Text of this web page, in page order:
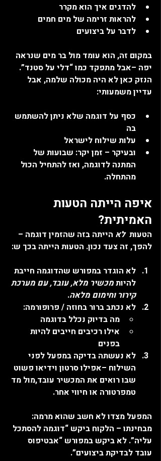
להדגים איך הוא מקרר
להראות זרימה של מים חמים
לדבר על ביצועים
במקום זה, הוא עומד מול בר מים שנראה
יפה –אבל מתפקד כמו “דלי על סטנד”.
הנזק כאן לא היה מכולה שלמה, אבל
עדיין משמעותי:
כסף על דוגמה שלא ניתן להשתמש
בה
עלות שילוח לישראל
ובעיקר – זמן יקר: שבועות של
המתנה לדוגמה, ואז להתחיל הכול
מהתחלה.
איפה הייתה הטעות
האמיתית?
הטעות לא הייתה בזה שהזמין דוגמה –
להפך, זה צעד נכון. הטעות הייתה בכך ש:
לא הוגדר במפורש שהדוגמה חייבת
להיות מכשיר מלא, עובד, עם מערכת
קירור וחימום מלאה.
לא נכתב ברור בחוזה / פרופורמה:
מה בדיוק נכלל בדוגמה
אילו רכיבים חייבים להיות
בפנים
לא נעשתה בדיקה במפעל לפני
השילוח –אפילו סרטון וידיאו פשוט
שבו רואים את המכשיר עובד,מול מד
טמפרטורה או חיווי אחר.
המפעל מצדו לא חשב שהוא מרמה:
מבחינתו – הלקוח ביקש “דוגמה להסתכל
עליה”. לא ביקש במפורש “אבטיפוס
עובד לבדיקת ביצועים”.